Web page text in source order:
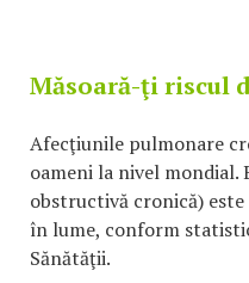
Măsoară-ţi riscul
Afecţiunile pulmonare
oameni la nivel mondial.
obstructivă cronică)
în lume, conform
Sănătăţii.